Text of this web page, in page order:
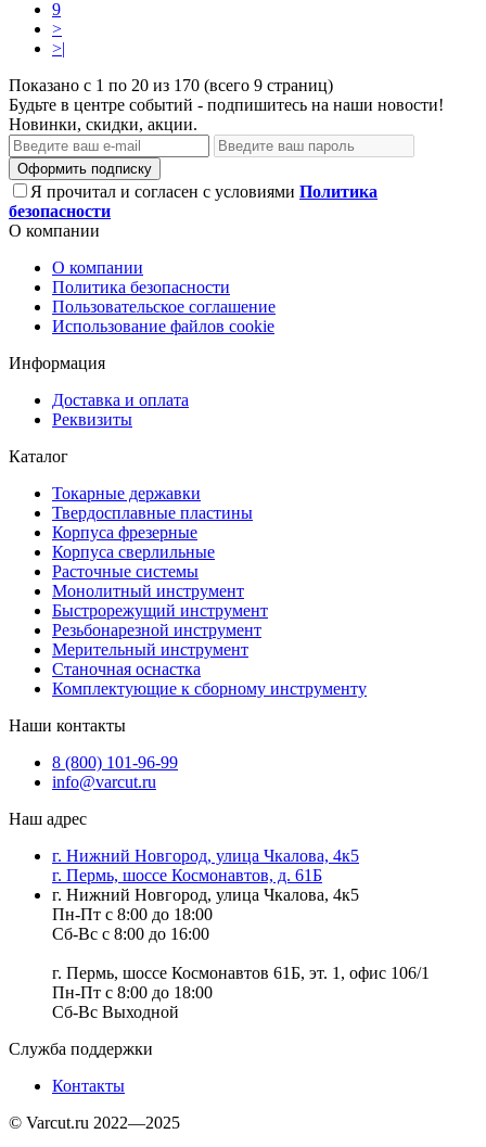
9
>
>|
Показано с 1 по 20 из 170 (всего 9 страниц)
Будьте в центре событий - подпишитесь на наши новости!
Новинки, скидки, акции.
Оформить подписку
Я прочитал и согласен с условиями Политика
безопасности
О компании
О компании
Политика безопасности
Пользовательское соглашение
Использование файлов cookie
Информация
Доставка и оплата
Реквизиты
Каталог
Токарные державки
Твердосплавные пластины
Корпуса фрезерные
Корпуса сверлильные
Расточные системы
Монолитный инструмент
Быстрорежущий инструмент
Резьбонарезной инструмент
Мерительный инструмент
Станочная оснастка
Комплектующие к сборному инструменту
Наши контакты
8 (800) 101-96-99
info@varcut.ru
Наш адрес
г. Нижний Новгород, улица Чкалова, 4к5
г. Пермь, шоссе Космонавтов, д. 61Б
г. Нижний Новгород, улица Чкалова, 4к5
Пн-Пт с 8:00 до 18:00
Сб-Вс с 8:00 до 16:00
г. Пермь, шоссе Космонавтов 61Б, эт. 1, офис 106/1
Пн-Пт с 8:00 до 18:00
Сб-Вс Выходной
Служба поддержки
Контакты
© Varcut.ru 2022—2025